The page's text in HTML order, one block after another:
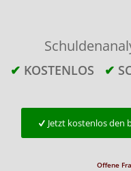
✔ KOSTENLOS ✔
Jetzt kostenlos den
Offene